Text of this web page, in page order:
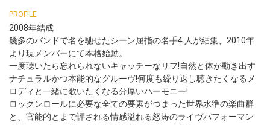
2008年結成
幾多のバンドで名を馳せたシーン屈指の名手4 人が結集、2010年
より現メンバーにて本格始動。
一度聴いたら忘れられないキャッチーなリフ!自然と体が動き出す
ナチュラルかつ本能的なグルーヴ!何度も繰り返し聴きたくなるメ
ロディと一緒に歌いたくなる分厚いハーモニー!
ロックンロールに必要な全ての要素がつまった世界水準の楽曲群
と、官能的とまで評される情感溢れる怒涛のライヴパフォーマン